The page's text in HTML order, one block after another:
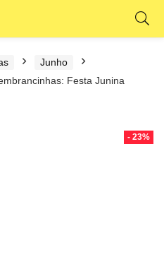
Junho
Festa Junina
- 23%